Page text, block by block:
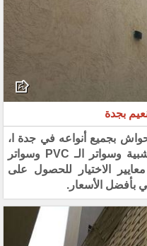
بجدة
بجميع أنواعه في جدة ا،
بما في ذلك السواتر الحديدية والخشبية وسواتر الـ PVC وسواتر
الاختيار للحصول على
بأفضل الأسعار.